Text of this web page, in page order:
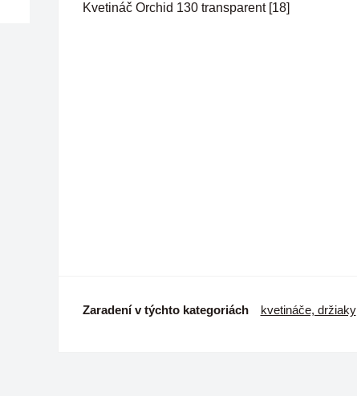
Kvetináč Orchid 130 transparent [18]
Zaradení v týchto kategoriách kvetináče, držiaky